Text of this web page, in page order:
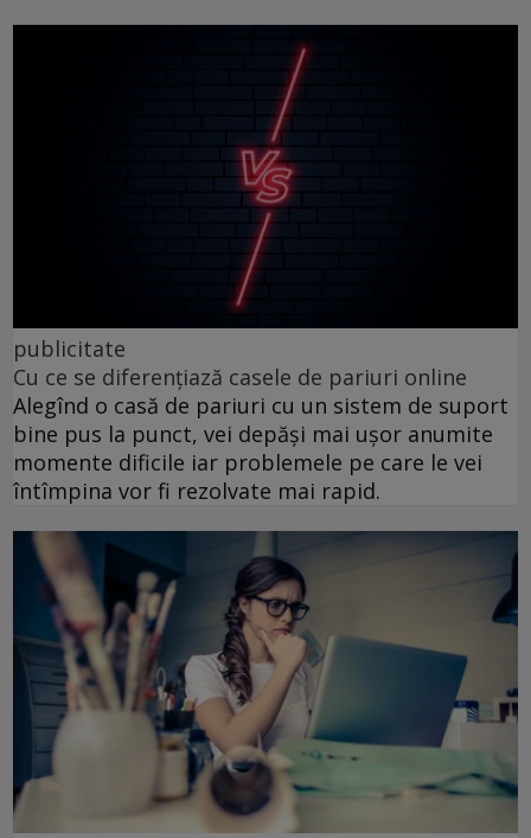
publicitate
Cu ce se diferențiază casele de pariuri online
Alegînd o casă de pariuri cu un sistem de suport
bine pus la punct, vei depăși mai ușor anumite
momente dificile iar problemele pe care le vei
întîmpina vor fi rezolvate mai rapid.